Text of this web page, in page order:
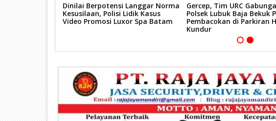
Dinilai Berpotensi Langgar Norma
Kesusilaan, Polisi Lidik Kasus
Video Promosi Luxor Spa Batam
Gercep, Tim URC
Polsek Lubuk Baja Bekuk
Pembacokan di Parkiran
Kundur